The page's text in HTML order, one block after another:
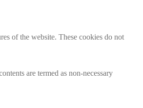
of the website. These cookies do not
are termed as non-necessary